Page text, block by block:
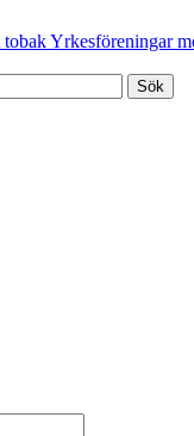
Yrkesföreningar